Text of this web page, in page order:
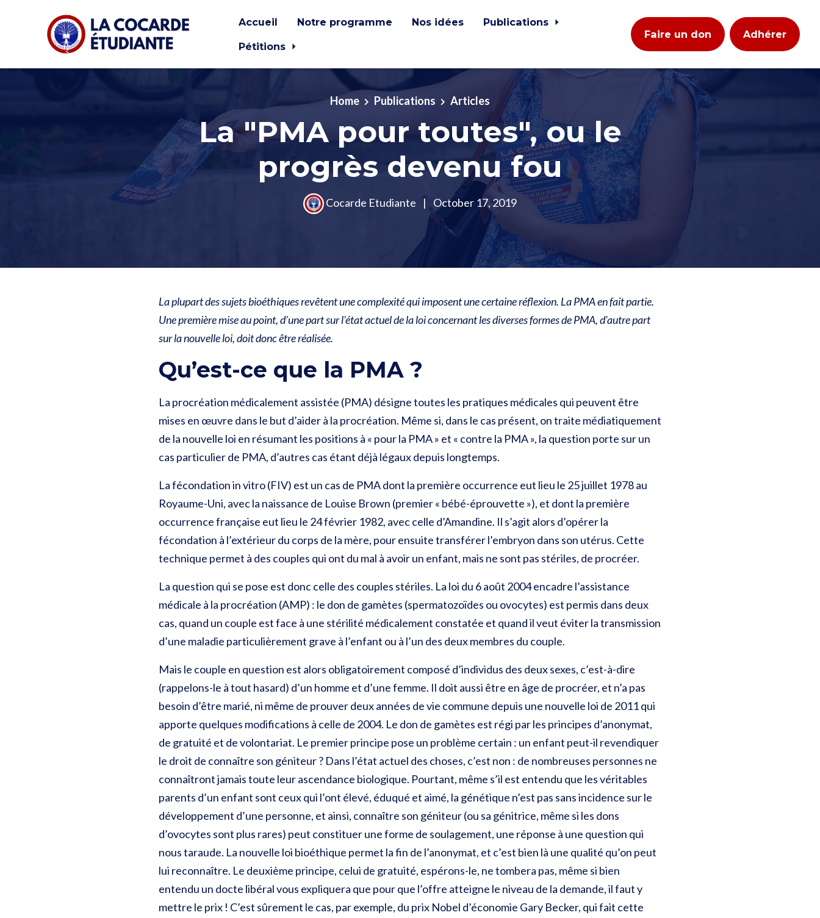
Skip to main content
Accueil Notre programme Nos idées
Publications
Pétitions
Faire un don Adhérer
Home Publications Articles
La "PMA pour toutes", ou le
progrès devenu fou
Cocarde Etudiante | October 17, 2019
La plupart des sujets bioéthiques revêtent une complexité qui imposent une certaine réflexion. La PMA en fait partie.
Une première mise au point, d’une part sur l’état actuel de la loi concernant les diverses formes de PMA, d’autre part
sur la nouvelle loi, doit donc être réalisée.
Qu’est-ce que la PMA ?
La procréation médicalement assistée (PMA) désigne toutes les pratiques médicales qui peuvent être
mises en œuvre dans le but d’aider à la procréation. Même si, dans le cas présent, on traite médiatiquement
de la nouvelle loi en résumant les positions à « pour la PMA » et « contre la PMA », la question porte sur un
cas particulier de PMA, d’autres cas étant déjà légaux depuis longtemps.
La fécondation in vitro (FIV) est un cas de PMA dont la première occurrence eut lieu le 25 juillet 1978 au
Royaume-Uni, avec la naissance de Louise Brown (premier « bébé-éprouvette »), et dont la première
occurrence française eut lieu le 24 février 1982, avec celle d’Amandine. Il s’agit alors d’opérer la
fécondation à l’extérieur du corps de la mère, pour ensuite transférer l’embryon dans son utérus. Cette
technique permet à des couples qui ont du mal à avoir un enfant, mais ne sont pas stériles, de procréer.
La question qui se pose est donc celle des couples stériles. La loi du 6 août 2004 encadre l’assistance
médicale à la procréation (AMP) : le don de gamètes (spermatozoïdes ou ovocytes) est permis dans deux
cas, quand un couple est face à une stérilité médicalement constatée et quand il veut éviter la transmission
d’une maladie particulièrement grave à l’enfant ou à l’un des deux membres du couple.
Mais le couple en question est alors obligatoirement composé d’individus des deux sexes, c’est-à-dire
(rappelons-le à tout hasard) d’un homme et d’une femme. Il doit aussi être en âge de procréer, et n’a pas
besoin d’être marié, ni même de prouver deux années de vie commune depuis une nouvelle loi de 2011 qui
apporte quelques modifications à celle de 2004. Le don de gamètes est régi par les principes d’anonymat,
de gratuité et de volontariat. Le premier principe pose un problème certain : un enfant peut-il revendiquer
le droit de connaître son géniteur ? Dans l’état actuel des choses, c’est non : de nombreuses personnes ne
connaîtront jamais toute leur ascendance biologique. Pourtant, même s’il est entendu que les véritables
parents d’un enfant sont ceux qui l’ont élevé, éduqué et aimé, la génétique n’est pas sans incidence sur le
développement d’une personne, et ainsi, connaître son géniteur (ou sa génitrice, même si les dons
d’ovocytes sont plus rares) peut constituer une forme de soulagement, une réponse à une question qui
nous taraude. La nouvelle loi bioéthique permet la fin de l’anonymat, et c’est bien là une qualité qu’on peut
lui reconnaître. Le deuxième principe, celui de gratuité, espérons-le, ne tombera pas, même si bien
entendu un docte libéral vous expliquera que pour que l’offre atteigne le niveau de la demande, il faut y
mettre le prix ! C’est sûrement le cas, par exemple, du prix Nobel d’économie Gary Becker, qui fait cette